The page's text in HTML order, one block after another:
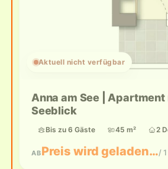
Aktuell nicht verfügbar
Anna am See | Apartment
Seeblick
Bis zu 6 Gäste 45 m² 2
ABPreis wird geladen…/